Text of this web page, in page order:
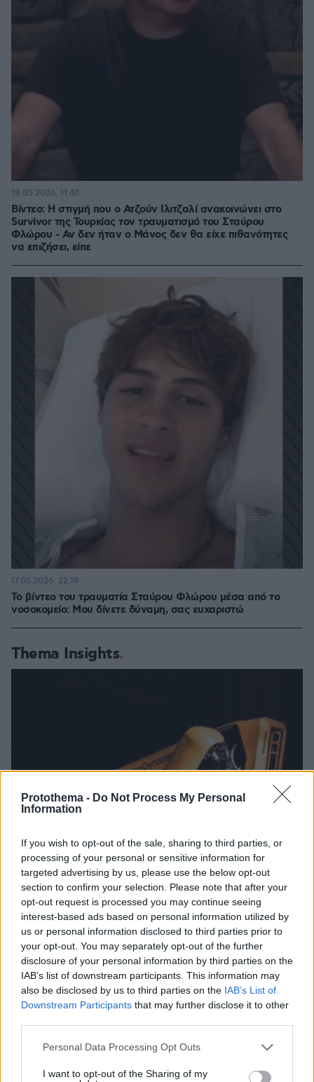
Protothema - Do Not Process My Personal
Information
If you wish to opt-out of the sale, sharing to third parties, or
processing of your personal or sensitive information for
targeted advertising by us, please use the below opt-out
section to confirm your selection. Please note that after your
opt-out request is processed you may continue seeing
interest-based ads based on personal information utilized by
us or personal information disclosed to third parties prior to
your opt-out. You may separately opt-out of the further
disclosure of your personal information by third parties on the
IAB’s list of downstream participants. This information may
also be disclosed by us to third parties on the IAB’s List of
Downstream Participants that may further disclose it to other
Please note that this website/app uses one or more Google
not limited to your visit or usage behaviour. You may click to
Personal Data Processing Opt Outs
I want to opt-out of the Sharing of my
Βίντεο: Η στιγμή που ο Ατζούν Ιλιτζαλί ανακοινώνει στο
Survivor της Τουρκίας τον τραυματισμό του Σταύρου
Φλώρου - Αν δεν ήταν ο Μάνος δεν θα είχε πιθανότητες
να επιζήσει, είπε
18.05.2026, 11:40
Το βίντεο του τραυματία Σταύρου Φλώρου μέσα από το
νοσοκομείο: Μου δίνετε δύναμη, σας ευχαριστώ
17.05.2026, 22:19
Thema Insights
Το μέλλον της τεχνολογίας
27.07.2026, 06:00
03.08.2026, 10:56
26.07.2026, 09:54